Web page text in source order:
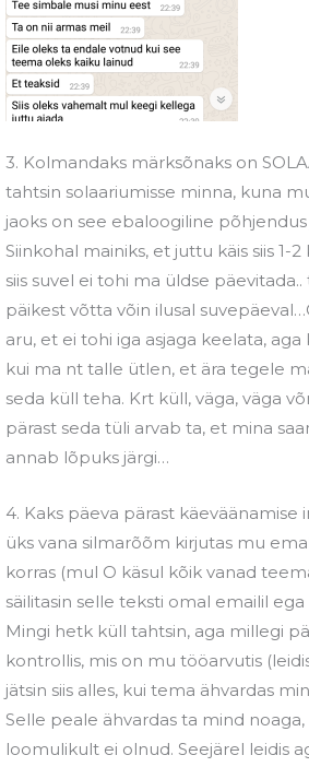
3. Kolmandaks märksõnaks on
tahtsin solaariumisse minna, kuna
jaoks on see ebaloogiline
Siinkohal mainiks, et juttu käis siis 1-
siis suvel ei tohi ma üldse
päikest võtta võin ilusal
aru, et ei tohi iga asjaga keelata,
kui ma nt talle ütlen, et ära tegele
seda küll teha. Krt küll, väga, väga
pärast seda tüli arvab ta, et mina
annab lõpuks järgi…
4. Kaks päeva pärast käeväänamise
üks vana silmarõõm kirjutas mu
korras (mul O käsul kõik vanad
säilitasin selle teksti omal emailil
Mingi hetk küll tahtsin, aga millegi
kontrollis, mis on mu tööarvutis
jätsin siis alles, kui tema ähvardas
Selle peale ähvardas ta mind
loomulikult ei olnud. Seejärel leidis